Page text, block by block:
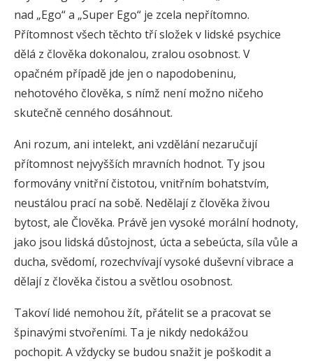
nad „Ego“ a „Super Ego“ je zcela nepřítomno.
Přítomnost všech těchto tří složek v lidské psychice
dělá z člověka dokonalou, zralou osobnost. V
opačném případě jde jen o napodobeninu,
nehotového člověka, s nímž není možno ničeho
skutečně cenného dosáhnout.
Ani rozum, ani intelekt, ani vzdělání nezaručují
přítomnost nejvyšších mravních hodnot. Ty jsou
formovány vnitřní čistotou, vnitřním bohatstvím,
neustálou prací na sobě. Nedělají z člověka živou
bytost, ale Člověka. Právě jen vysoké morální hodnoty,
jako jsou lidská důstojnost, úcta a sebeúcta, síla vůle a
ducha, svědomí, rozechvívají vysoké duševní vibrace a
dělají z člověka čistou a světlou osobnost.
Takoví lidé nemohou žít, přátelit se a pracovat se
špinavými stvořeními. Ta je nikdy nedokážou
pochopit. A vždycky se budou snažit je poškodit a